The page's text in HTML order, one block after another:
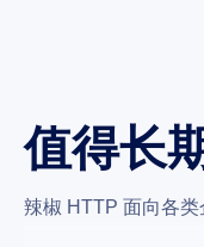
值得长
辣椒 HTTP 面向各
适配电子商务、品
同业务并发需求。